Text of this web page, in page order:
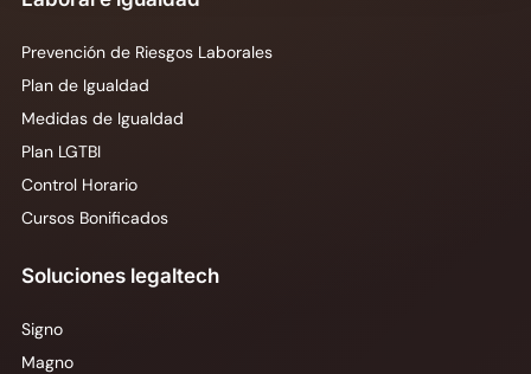
Prevención de Riesgos Laborales
Plan de Igualdad
Medidas de Igualdad
Plan LGTBI
Control Horario
Cursos Bonificados
Soluciones legaltech
Signo
Magno